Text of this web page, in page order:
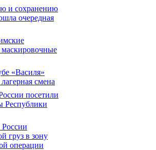
и сохранению
очередная
«Василя»
смена
посетили
Республики
груз в зону
операции